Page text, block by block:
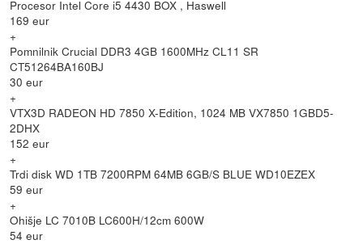
Procesor Intel Core i5 4430 BOX , Haswell
169 eur
+
Pomnilnik Crucial DDR3 4GB 1600MHz CL11 SR
CT51264BA160BJ
30 eur
+
VTX3D RADEON HD 7850 X-Edition, 1024 MB VX7850 1GBD5-
2DHX
152 eur
+
Trdi disk WD 1TB 7200RPM 64MB 6GB/S BLUE WD10EZEX
59 eur
+
Ohišje LC 7010B LC600H/12cm 600W
54 eur